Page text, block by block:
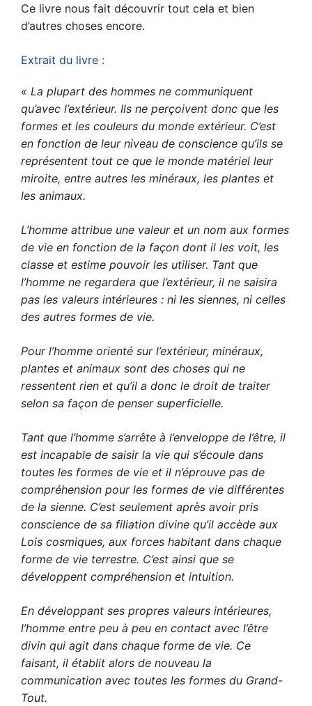
Ce livre nous fait découvrir tout cela et bien
d’autres choses encore.
Extrait du livre :
« La plupart des hommes ne communiquent
qu’avec l’extérieur. Ils ne perçoivent donc que les
formes et les couleurs du monde extérieur. C’est
en fonction de leur niveau de conscience qu’ils se
représentent tout ce que le monde matériel leur
miroite, entre autres les minéraux, les plantes et
les animaux.
L’homme attribue une valeur et un nom aux formes
de vie en fonction de la façon dont il les voit, les
classe et estime pouvoir les utiliser. Tant que
l’homme ne regardera que l’extérieur, il ne saisira
pas les valeurs intérieures : ni les siennes, ni celles
des autres formes de vie.
Pour l’homme orienté sur l’extérieur, minéraux,
plantes et animaux sont des choses qui ne
ressentent rien et qu’il a donc le droit de traiter
selon sa façon de penser superficielle.
Tant que l’homme s’arrête à l’enveloppe de l’être, il
est incapable de saisir la vie qui s’écoule dans
toutes les formes de vie et il n’éprouve pas de
compréhension pour les formes de vie différentes
de la sienne. C’est seulement après avoir pris
conscience de sa filiation divine qu’il accède aux
Lois cosmiques, aux forces habitant dans chaque
forme de vie terrestre. C’est ainsi que se
développent compréhension et intuition.
En développant ses propres valeurs intérieures,
l’homme entre peu à peu en contact avec l’être
divin qui agit dans chaque forme de vie. Ce
faisant, il établit alors de nouveau la
communication avec toutes les formes du Grand-
Tout.